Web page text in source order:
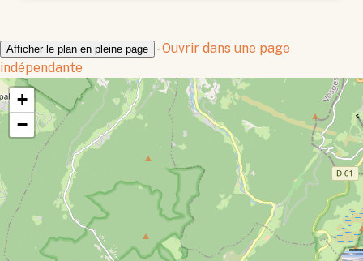
Afficher le plan en pleine page -Ouvrir dans une page
indépendante